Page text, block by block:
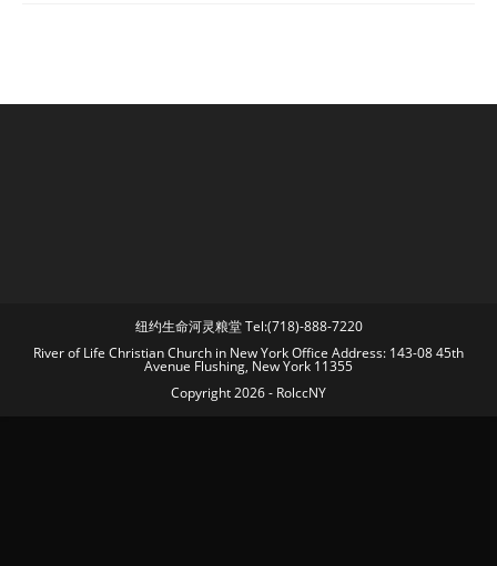
纽约生命河灵粮堂 Tel:(718)-888-7220
River of Life Christian Church in New York Office Address: 143-08 45th
Avenue Flushing, New York 11355
Copyright 2026 - RolccNY